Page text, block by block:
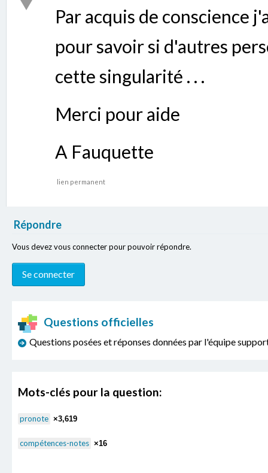
Par acquis de conscience
pour savoir si d'autres
cette singularité . . .
Merci pour aide
A Fauquette
lien permanent
Répondre
Vous devez vous connecter pour pouvoir répondre.
Questions officielles
Questions posées et réponses données par l'équipe
Mots-clés pour la question:
pronote ×3,619
compétences-notes ×16